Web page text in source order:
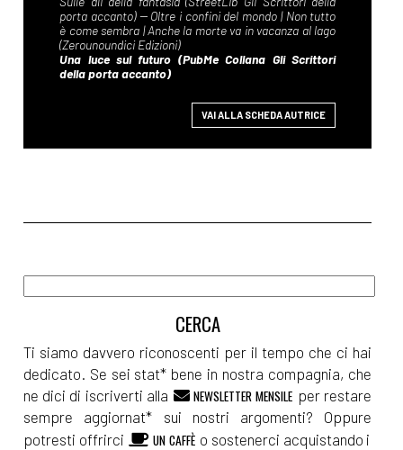
VAI ALLA SCHEDA AUTRICE
Ti siamo davvero riconoscenti per il tempo che ci hai
dedicato. Se sei stat* bene in nostra compagnia, che
ne dici di iscriverti alla
NEWSLETTER MENSILE per restare
sempre aggiornat* sui nostri argomenti? Oppure
potresti offrirci
UN CAFFÈ o sostenerci acquistando i